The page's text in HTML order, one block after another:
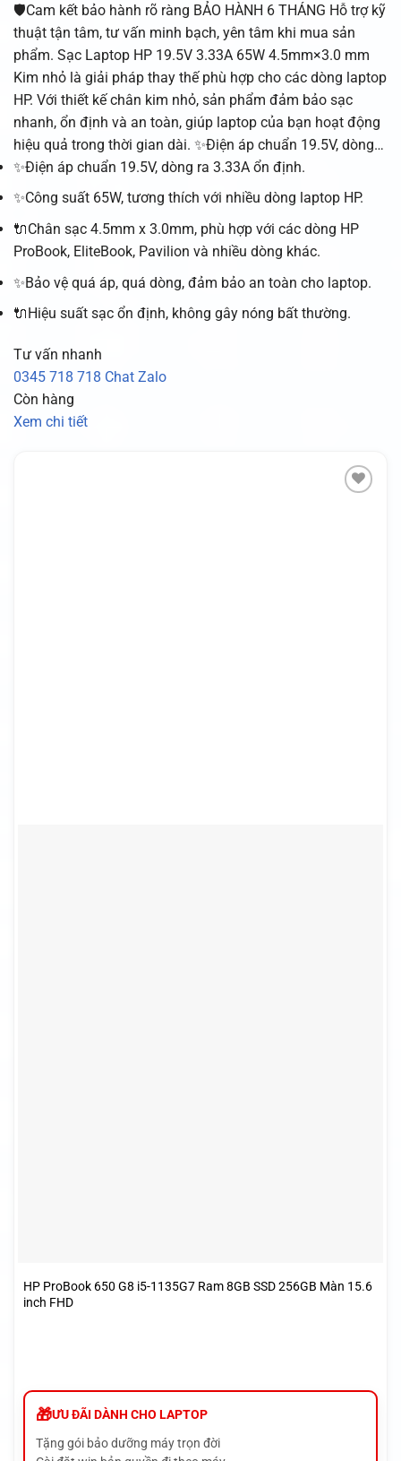
🛡️Cam kết bảo hành rõ ràng BẢO HÀNH 6 THÁNG Hỗ trợ kỹ
thuật tận tâm, tư vấn minh bạch, yên tâm khi mua sản
phẩm. Sạc Laptop HP 19.5V 3.33A 65W 4.5mm×3.0 mm
Kim nhỏ là giải pháp thay thế phù hợp cho các dòng laptop
HP. Với thiết kế chân kim nhỏ, sản phẩm đảm bảo sạc
nhanh, ổn định và an toàn, giúp laptop của bạn hoạt động
hiệu quả trong thời gian dài. ✨Điện áp chuẩn 19.5V, dòng…
✨Điện áp chuẩn 19.5V, dòng ra 3.33A ổn định.
✨Công suất 65W, tương thích với nhiều dòng laptop HP.
🔌Chân sạc 4.5mm x 3.0mm, phù hợp với các dòng HP
ProBook, EliteBook, Pavilion và nhiều dòng khác.
✨Bảo vệ quá áp, quá dòng, đảm bảo an toàn cho laptop.
🔌Hiệu suất sạc ổn định, không gây nóng bất thường.
Tư vấn nhanh
0345 718 718 Chat Zalo
Còn hàng
Xem chi tiết
HP ProBook 650 G8 i5-1135G7 Ram 8GB SSD 256GB Màn 15.6
inch FHD
ƯU ĐÃI DÀNH CHO LAPTOP
Tặng gói bảo dưỡng máy trọn đời